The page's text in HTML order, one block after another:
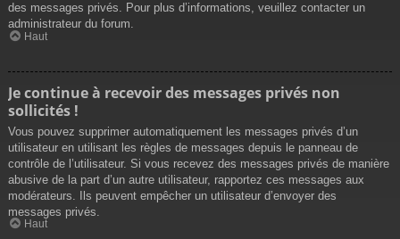
des messages privés. Pour plus d’informations, veuillez contacter un
administrateur du forum.
Haut
Je continue à recevoir des messages privés non
sollicités !
Vous pouvez supprimer automatiquement les messages privés d’un
utilisateur en utilisant les règles de messages depuis le panneau de
contrôle de l’utilisateur. Si vous recevez des messages privés de manière
abusive de la part d’un autre utilisateur, rapportez ces messages aux
modérateurs. Ils peuvent empêcher un utilisateur d’envoyer des
messages privés.
Haut